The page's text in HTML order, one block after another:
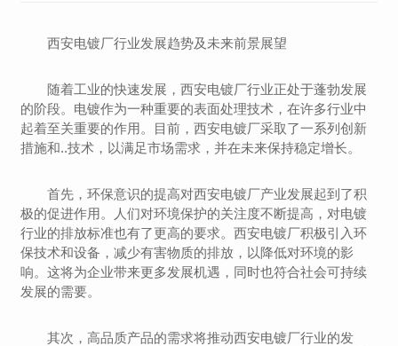
西安电镀厂行业发展趋势及未来前景展望
随着工业的快速发展，西安电镀厂行业正处于蓬勃发展
的阶段。电镀作为一种重要的表面处理技术，在许多行业中
起着至关重要的作用。目前，西安电镀厂采取了一系列创新
措施和..技术，以满足市场需求，并在未来保持稳定增长。
首先，环保意识的提高对西安电镀厂产业发展起到了积
极的促进作用。人们对环境保护的关注度不断提高，对电镀
行业的排放标准也有了更高的要求。西安电镀厂积极引入环
保技术和设备，减少有害物质的排放，以降低对环境的影
响。这将为企业带来更多发展机遇，同时也符合社会可持续
发展的需要。
其次，高品质产品的需求将推动西安电镀厂行业的发